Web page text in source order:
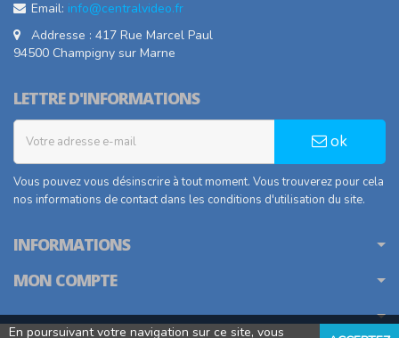
Email: info@centralvideo.fr
Addresse : 417 Rue Marcel Paul
94500 Champigny sur Marne
LETTRE D'INFORMATIONS
ok
Vous pouvez vous désinscrire à tout moment. Vous trouverez pour cela
nos informations de contact dans les conditions d'utilisation du site.
INFORMATIONS
MON COMPTE
En poursuivant votre navigation sur ce site, vous